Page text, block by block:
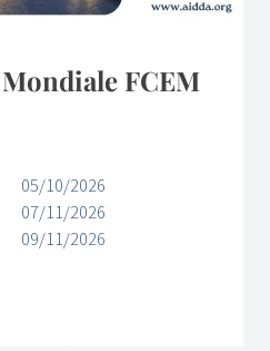
Mondiale FCEM
05/10/2026
07/11/2026
09/11/2026